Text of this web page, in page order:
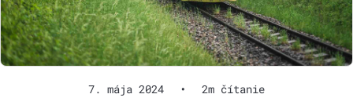
7. mája 2024 • 2m čítanie